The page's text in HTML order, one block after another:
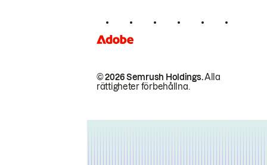
© 2026 Semrush Holdings.Alla
rättigheter förbehållna.